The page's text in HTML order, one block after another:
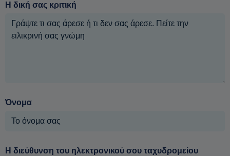
Η δική σας κριτική
Όνομα
Η διεύθυνση του ηλεκτρονικού σου ταχυδρομείου